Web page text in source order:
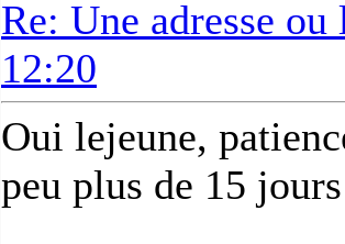
Re: Une adresse
12:20
Oui lejeune,
peu plus de 15